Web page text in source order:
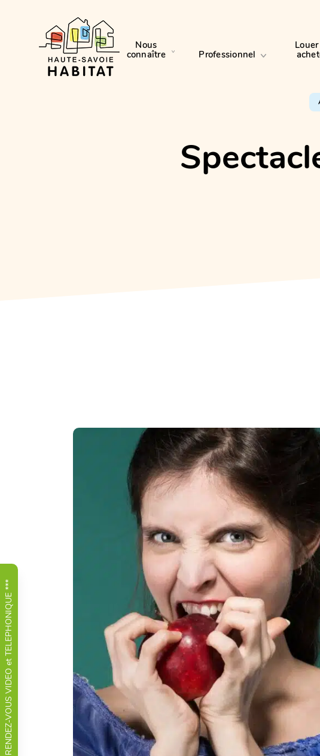
Nous
connaître
Professionnel
*** RENDEZ-VOUS VIDEO et TELEPHONIQUE ***